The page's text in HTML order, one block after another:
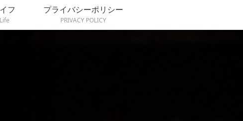
フ
プライバシーポリシー
PRIVACY POLICY